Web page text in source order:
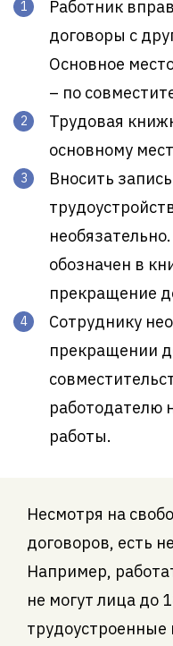
Работник
договоры с
Основное
– по
Трудовая
основному
Вносить
обозначен в
прекращение
Сотруднику
прекращении
работодателю
работы.
Несмотря на
договоров, есть
Например,
не могут лица до
трудоустроенные